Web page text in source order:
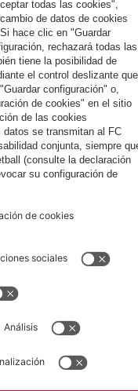
Baloncesto
de uso
Accesibilidad
de cookies